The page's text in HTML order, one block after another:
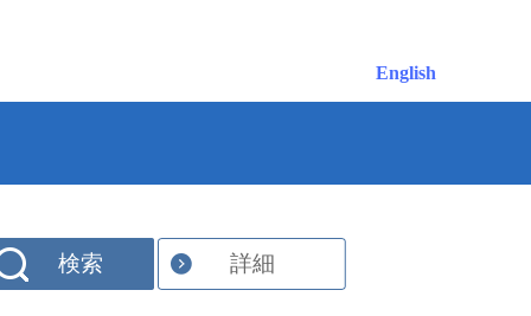
English
検索 詳細